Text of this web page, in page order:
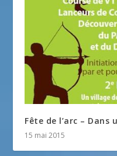
Fête de l’arc – Dans
15 mai 2015